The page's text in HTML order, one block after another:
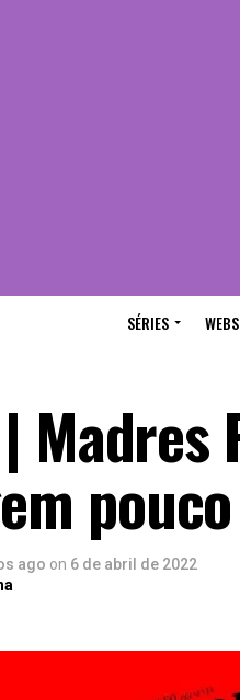
SÉRIES
Madres
ago on 6 de abril de 2022